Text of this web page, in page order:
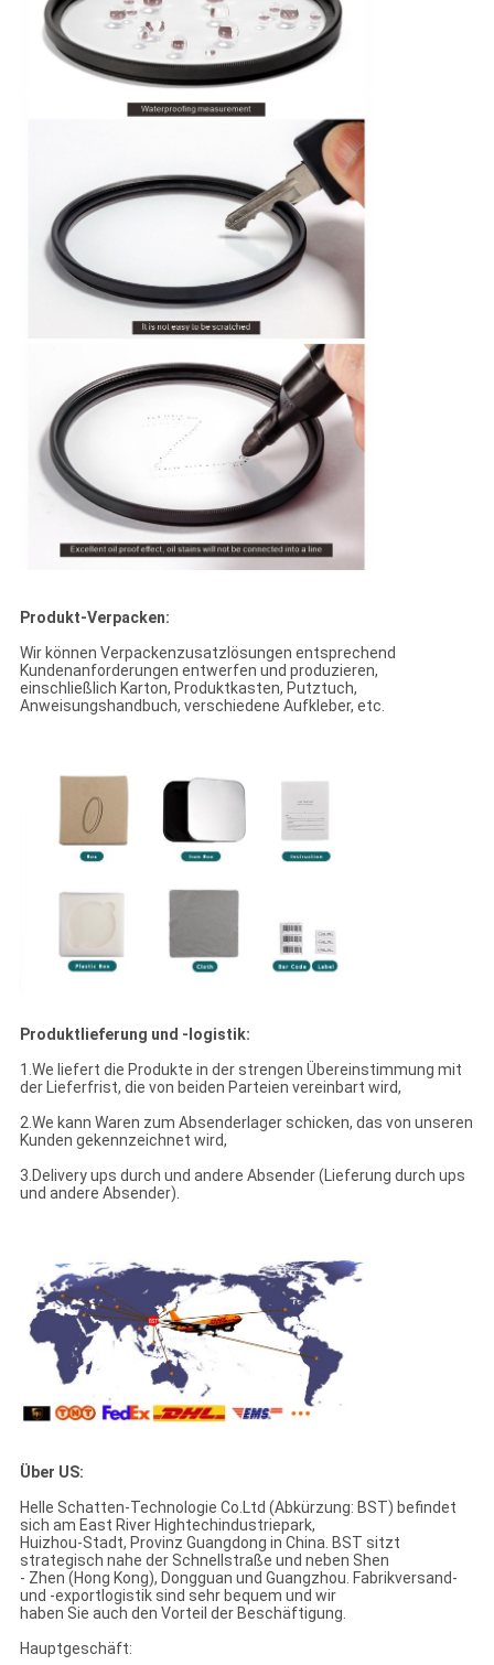
Produkt-Verpacken:
Wir können Verpackenzusatzlösungen entsprechend
Kundenanforderungen entwerfen und produzieren,
einschließlich Karton, Produktkasten, Putztuch,
Anweisungshandbuch, verschiedene Aufkleber, etc.
Produktlieferung und -logistik:
1.We liefert die Produkte in der strengen Übereinstimmung mit
der Lieferfrist, die von beiden Parteien vereinbart wird,
2.We kann Waren zum Absenderlager schicken, das von unseren
Kunden gekennzeichnet wird,
3.Delivery ups durch und andere Absender (Lieferung durch ups
und andere Absender).
Über US:
Helle Schatten-Technologie Co.Ltd (Abkürzung: BST) befindet
sich am East River Hightechindustriepark,
Huizhou-Stadt, Provinz Guangdong in China. BST sitzt
strategisch nahe der Schnellstraße und neben Shen
- Zhen (Hong Kong), Dongguan und Guangzhou. Fabrikversand-
und -exportlogistik sind sehr bequem und wir
haben Sie auch den Vorteil der Beschäftigung.
Hauptgeschäft: